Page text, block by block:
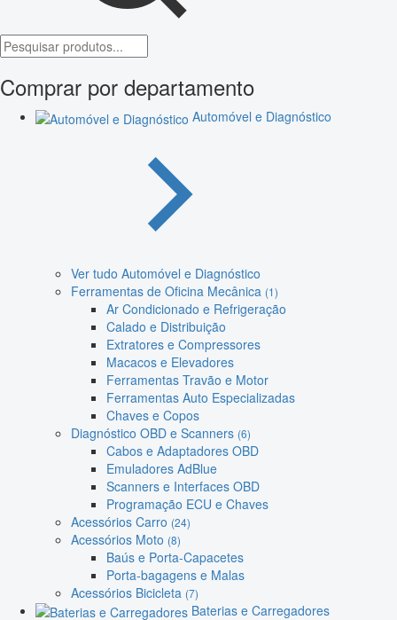
Comprar por departamento
Automóvel e Diagnóstico
Ver tudo Automóvel e Diagnóstico
Ferramentas de Oficina Mecânica (1)
Ar Condicionado e Refrigeração
Calado e Distribuição
Extratores e Compressores
Macacos e Elevadores
Ferramentas Travão e Motor
Ferramentas Auto Especializadas
Chaves e Copos
Diagnóstico OBD e Scanners (6)
Cabos e Adaptadores OBD
Emuladores AdBlue
Scanners e Interfaces OBD
Programação ECU e Chaves
Acessórios Carro (24)
Acessórios Moto (8)
Baús e Porta-Capacetes
Porta-bagagens e Malas
Acessórios Bicicleta (7)
Baterias e Carregadores